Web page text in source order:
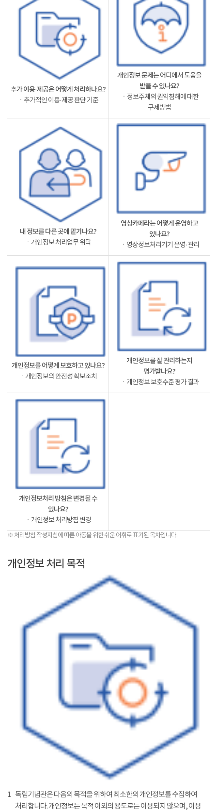
추가 이용·제공은 어떻게 처리하나요?
ㆍ추가적인 이용·제공 판단 기준
개인정보 문제는 어디에서 도움을
받을 수 있나요?
ㆍ정보주체의 권익침해에 대한
구제방법
내 정보를 다른 곳에 맡기나요?
ㆍ개인정보 처리업무 위탁
영상카메라는 어떻게 운영하고
있나요?
ㆍ영상정보처리기기 운영·관리
개인정보를 어떻게 보호하고 있나요?
ㆍ개인정보의 안전성 확보조치
개인정보를 잘 관리하는지
평가받나요?
ㆍ개인정보 보호수준 평가 결과
개인정보처리 방침은 변경될 수
있나요?
ㆍ개인정보 처리방침 변경
※ 처리방침 작성지침에 따른 아동을 위한 쉬운 어휘로 표기된 목차입니다.
개인정보 처리 목적
1 독립기념관은 다음의 목적을 위하여 최소한의 개인정보를 수집하여
처리합니다. 개인정보는 목적 이외의 용도로는 이용되지 않으며, 이용